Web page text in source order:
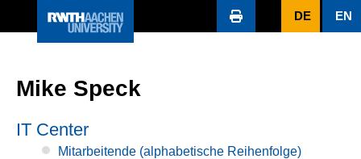
DE EN
Mike Speck
IT Center
Mitarbeitende (alphabetische Reihenfolge)